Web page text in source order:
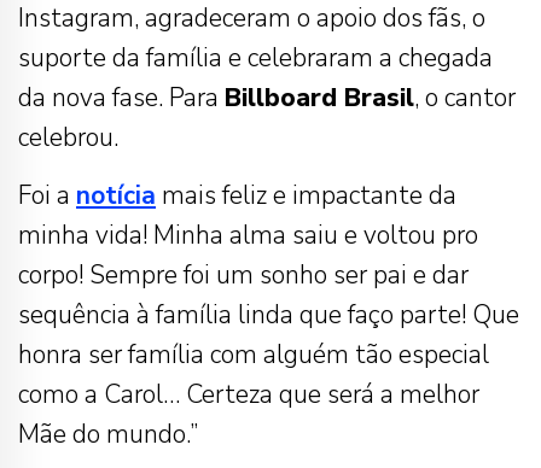
Instagram, agradeceram o apoio dos fãs, o
suporte da família e celebraram a chegada
da nova fase. Para Billboard Brasil, o cantor
celebrou.
Foi a notícia mais feliz e impactante da
minha vida! Minha alma saiu e voltou pro
corpo! Sempre foi um sonho ser pai e dar
sequência à família linda que faço parte! Que
honra ser família com alguém tão especial
como a Carol… Certeza que será a melhor
Mãe do mundo.”